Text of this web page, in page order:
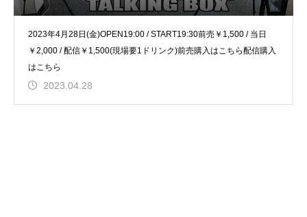
2023年4月28日(金)OPEN19:00 / START19:30前売￥1,500 / 当日
￥2,000 / 配信￥1,500(現場要1ドリンク)前売購入はこちら配信購入
はこちら
2023.04.28